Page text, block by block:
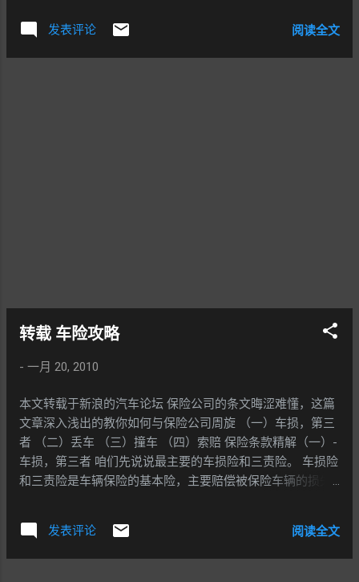
的泊车呢？ 下面，我们将为大家演示倒车入库的基
本要领，同时分析一些典型的错误，旨在提高大家
条关键线"之后，就要了解汽车低速移动的原理。所
有汽车都是以前轮转向、后轮跟随前轮行进的，前
轮的"横移"能力要大过后轮，因此泊车的大原则是先
让后轮到位，再移正前轮。换言之，多数时候我们
程度上也是倒车技术。 最后，你还应该对车辆的一
些基本性能和情况有所掌握。例如车子的最小转弯
半径大约有多少？如何快速调节后视镜？倒车雷达
或倒车显示屏是否可靠、有否盲区？轮胎和轮圈的
高度有多少，是否容易摩擦到路肩而损伤……等等。
正确的"非"字形车位攻略法，请看图。 第一步：判
断车位是否"合格"，可以的话，则稍微靠近车位。当
发表评论 阅读全文
转载 车险攻略
- 一月 20, 2010
本文转载于新浪的汽车论坛 保险公司的条文晦涩难懂，这篇
文章深入浅出的教你如何与保险公司周旋 （一）车损，第三
者 （二）丢车 （三）撞车 （四）索赔 保险条款精解（一）-
车损，第三者 咱们先说说最主要的车损险和三责险。 车损险
和三责险是车辆保险的基本险，主要赔偿被保险车辆的损失
得即使是自然灾害造成的车辆损失，保险公司也照赔不误！
这话对了一半，大部分的自然灾害造成的损失都赔，惟独一
样除外--------地震！！！！ 案例1：如果您的车有幸在地震
发表评论 阅读全文